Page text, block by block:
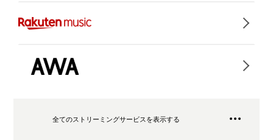
全てのストリーミングサービスを表示する